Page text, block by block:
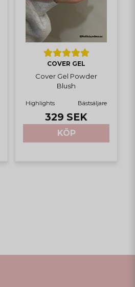
COVER GEL
Cover Gel Powder
Blush
Highlights Bästsäljare
329 SEK
KÖP